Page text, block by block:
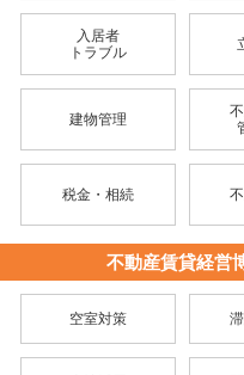
入居者
トラブル
建物管理
税金・相続
不動産賃貸経営
空室対策